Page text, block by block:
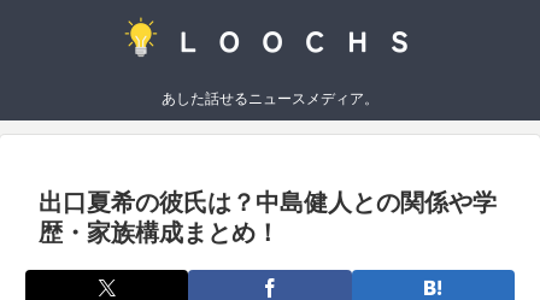
あした話せるニュースメディア。
出口夏希の彼氏は？中島健人との関係や学
歴・家族構成まとめ！